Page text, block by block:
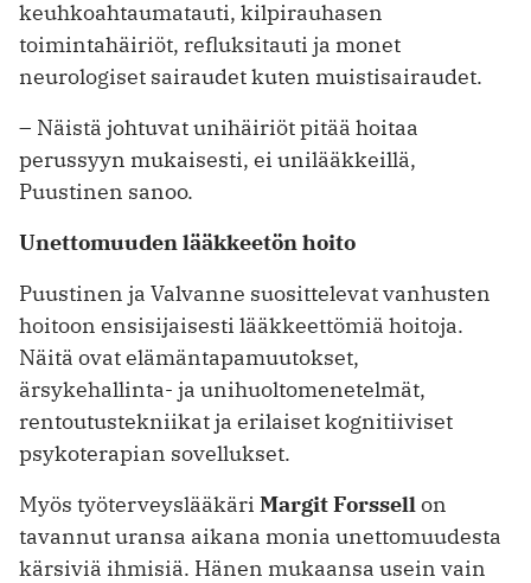
keuhkoahtaumatauti, kilpirauhasen
toimintahäiriöt, refluksitauti ja monet
neurologiset sairaudet kuten muistisairaudet.
– Näistä johtuvat unihäiriöt pitää hoitaa
perussyyn mukaisesti, ei unilääkkeillä,
Puustinen sanoo.
Unettomuuden lääkkeetön hoito
Puustinen ja Valvanne suosittelevat vanhusten
hoitoon ensisijaisesti lääkkeettömiä hoitoja.
Näitä ovat elämäntapamuutokset,
ärsykehallinta- ja unihuoltomenetelmät,
rentoutustekniikat ja erilaiset kognitiiviset
psykoterapian sovellukset.
Myös työterveyslääkäri Margit Forssell on
tavannut uransa aikana monia unettomuudesta
kärsiviä ihmisiä. Hänen mukaansa usein vain